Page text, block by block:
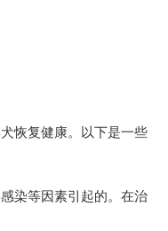
恢复健康。以下是一些
染等因素引起的。在治